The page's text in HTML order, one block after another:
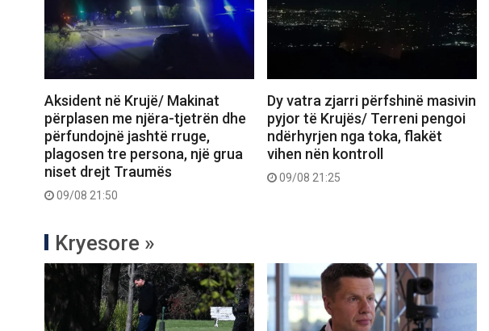
Aksident në Krujë/ Makinat
përplasen me njëra-tjetrën dhe
përfundojnë jashtë rruge,
plagosen tre persona, një grua
niset drejt Traumës
09/08 21:50
Dy vatra zjarri përfshinë masivin
pyjor të Krujës/ Terreni pengoi
ndërhyrjen nga toka, flakët
vihen nën kontroll
09/08 21:25
Kryesore »